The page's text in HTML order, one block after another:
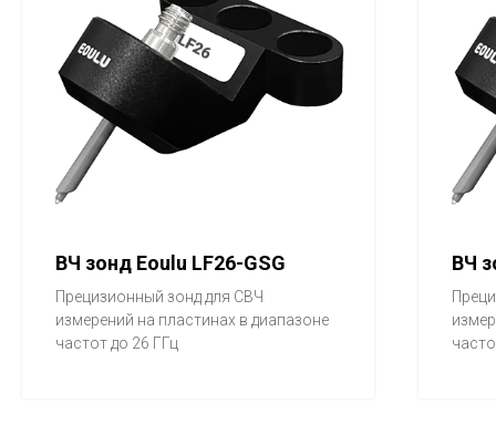
ВЧ зонд Eoulu LF26-GSG
Прецизионный зонд для СВЧ
измерений на пластинах в диапазоне
частот до 26 ГГц
ВЧ